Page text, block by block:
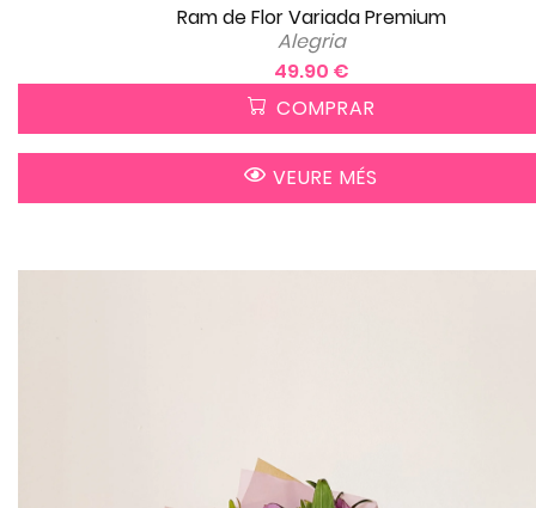
Ram de Flor Variada Premium
Alegria
49.90 €
COMPRAR
VEURE MÉS